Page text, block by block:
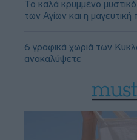
Το καλά κρυμμένο
των Αγίων και η
6 γραφικά χωριά των
ανακαλύψετε